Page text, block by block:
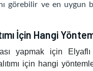
görebilir ve en
İçin Hangi
yapmak için
için hangi